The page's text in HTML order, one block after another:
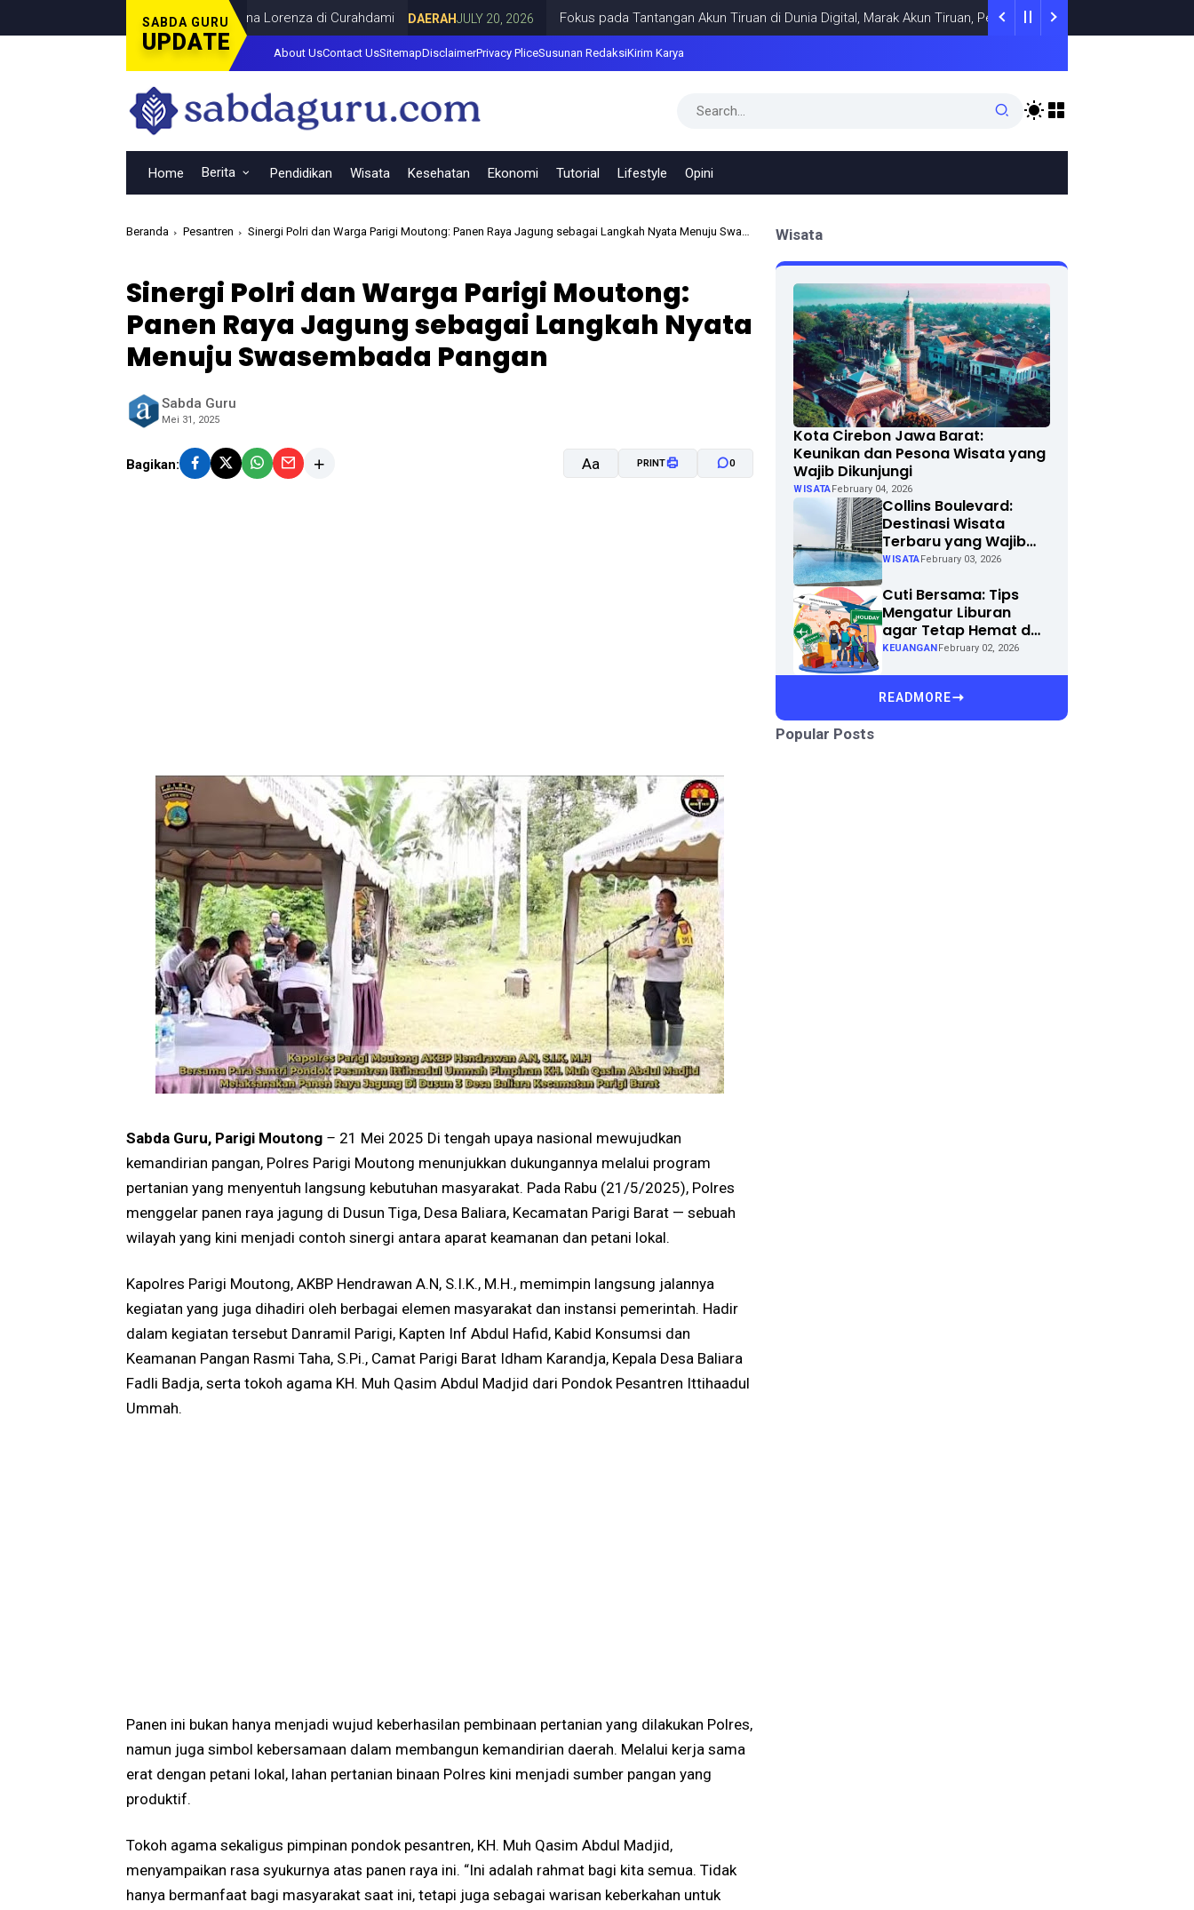
SABDA GURU
UPDATE
Final Piala Dunia Bersama Dina Lorenza di Curahdami DAERAH JULY 20, 2026 Fokus pada Tantangan Akun Tiruan di Dunia Digital, Marak Akun Tiruan, Pengelola TikTok @samsungstore.ta
About UsContact UsSitemapDisclaimerPrivacy PliceSusunan RedaksiKirim Karya
Home Berita Pendidikan Wisata Kesehatan Ekonomi Tutorial Lifestyle Opini
Beranda Pesantren Sinergi Polri dan Warga Parigi Moutong: Panen Raya Jagung sebagai Langkah Nyata Menuju Swasembada Pangan
Sinergi Polri dan Warga Parigi Moutong:
Panen Raya Jagung sebagai Langkah Nyata
Menuju Swasembada Pangan
Sabda Guru
Mei 31, 2025
Bagikan: Aa PRINT 0
Sabda Guru, Parigi Moutong – 21 Mei 2025 Di tengah upaya nasional mewujudkan
kemandirian pangan, Polres Parigi Moutong menunjukkan dukungannya melalui program
pertanian yang menyentuh langsung kebutuhan masyarakat. Pada Rabu (21/5/2025), Polres
menggelar panen raya jagung di Dusun Tiga, Desa Baliara, Kecamatan Parigi Barat — sebuah
wilayah yang kini menjadi contoh sinergi antara aparat keamanan dan petani lokal.
Kapolres Parigi Moutong, AKBP Hendrawan A.N, S.I.K., M.H., memimpin langsung jalannya
kegiatan yang juga dihadiri oleh berbagai elemen masyarakat dan instansi pemerintah. Hadir
dalam kegiatan tersebut Danramil Parigi, Kapten Inf Abdul Hafid, Kabid Konsumsi dan
Keamanan Pangan Rasmi Taha, S.Pi., Camat Parigi Barat Idham Karandja, Kepala Desa Baliara
Fadli Badja, serta tokoh agama KH. Muh Qasim Abdul Madjid dari Pondok Pesantren Ittihaadul
Ummah.
Panen ini bukan hanya menjadi wujud keberhasilan pembinaan pertanian yang dilakukan Polres,
namun juga simbol kebersamaan dalam membangun kemandirian daerah. Melalui kerja sama
erat dengan petani lokal, lahan pertanian binaan Polres kini menjadi sumber pangan yang
produktif.
Tokoh agama sekaligus pimpinan pondok pesantren, KH. Muh Qasim Abdul Madjid,
menyampaikan rasa syukurnya atas panen raya ini. “Ini adalah rahmat bagi kita semua. Tidak
hanya bermanfaat bagi masyarakat saat ini, tetapi juga sebagai warisan keberkahan untuk
Wisata
Kota Cirebon Jawa Barat:
Keunikan dan Pesona Wisata yang
Wajib Dikunjungi
WISATA February 04, 2026
Collins Boulevard:
Destinasi Wisata
Terbaru yang Wajib
Dikunjungi di Kota
WISATA February 03, 2026
Cuti Bersama: Tips
Mengatur Liburan
agar Tetap Hemat dan
Menyenangkan
KEUANGAN February 02, 2026
READMORE
Popular Posts